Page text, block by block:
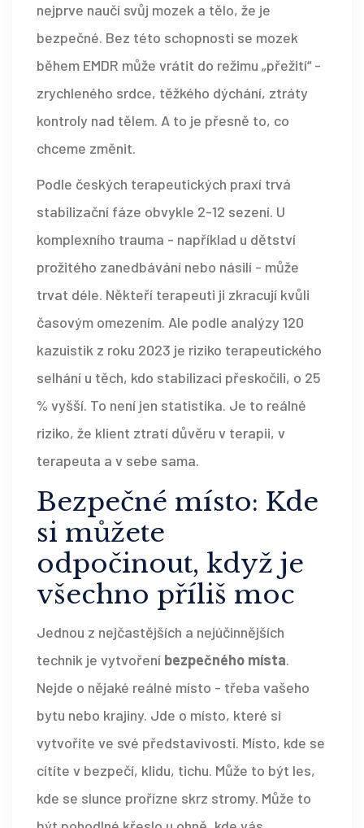
nejprve naučí svůj mozek a tělo, že je
bezpečné. Bez této schopnosti se mozek
během EMDR může vrátit do režimu „přežití“ -
zrychleného srdce, těžkého dýchání, ztráty
kontroly nad tělem. A to je přesně to, co
chceme změnit.
Podle českých terapeutických praxí trvá
stabilizační fáze obvykle 2-12 sezení. U
komplexního trauma - například u dětství
prožitého zanedbávání nebo násilí - může
trvat déle. Někteří terapeuti ji zkracují kvůli
časovým omezením. Ale podle analýzy 120
kazuistik z roku 2023 je riziko terapeutického
selhání u těch, kdo stabilizaci přeskočili, o 25
% vyšší. To není jen statistika. Je to reálné
riziko, že klient ztratí důvěru v terapii, v
terapeuta a v sebe sama.
Bezpečné místo: Kde
si můžete
odpočinout, když je
všechno příliš moc
Jednou z nejčastějších a nejúčinnějších
technik je vytvoření bezpečného místa.
Nejde o nějaké reálné místo - třeba vašeho
bytu nebo krajiny. Jde o místo, které si
vytvoříte ve své představivosti. Místo, kde se
cítíte v bezpečí, klidu, tichu. Může to být les,
kde se slunce prořízne skrz stromy. Může to